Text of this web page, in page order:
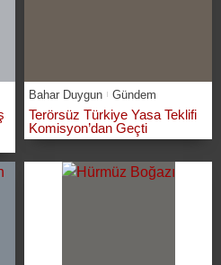
Bahar Duygun Gündem
Terörsüz Türkiye Yasa Teklifi
Komisyon’dan Geçti